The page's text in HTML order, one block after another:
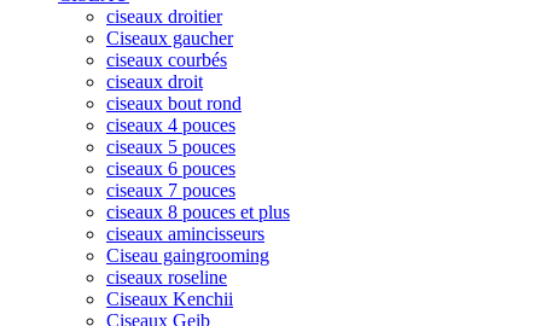
ciseaux droitier
Ciseaux gaucher
ciseaux courbés
ciseaux droit
ciseaux bout rond
ciseaux 4 pouces
ciseaux 5 pouces
ciseaux 6 pouces
ciseaux 7 pouces
ciseaux 8 pouces et plus
ciseaux amincisseurs
Ciseau gaingrooming
ciseaux roseline
Ciseaux Kenchii
Ciseaux Geib